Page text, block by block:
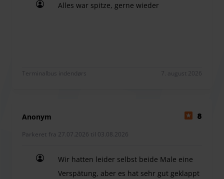
Alles war spitze, gerne wieder
Terminalbus indendørs 7. august 2026
Anonym 8
Parkeret fra 27.07.2026 til 03.08.2026
Wir hatten leider selbst beide Male eine
Verspätung, aber es hat sehr gut geklappt